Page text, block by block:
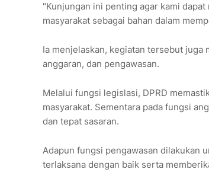
"Kunjungan ini penting agar kami
masyarakat sebagai bahan dalam
Ia menjelaskan, kegiatan tersebut juga
anggaran, dan pengawasan.
Melalui fungsi legislasi, DPRD
masyarakat. Sementara pada fungsi
dan tepat sasaran.
Adapun fungsi pengawasan dilakukan
terlaksana dengan baik serta